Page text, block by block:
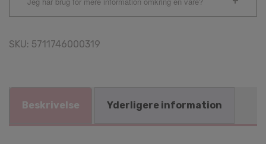
SKU: 5711746000319
Beskrivelse Yderligere information